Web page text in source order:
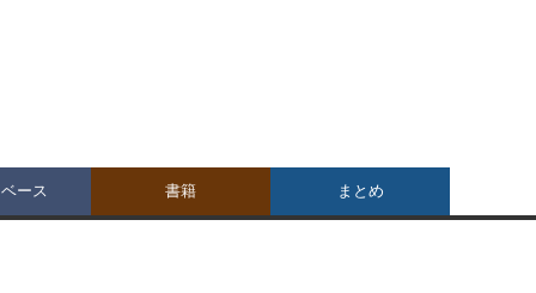
ース 書籍 まとめ